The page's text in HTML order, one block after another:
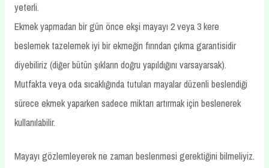
yeterli.
Ekmek yapmadan bir gün önce ekşi mayayı 2 veya 3 kere
beslemek tazelemek iyi bir ekmeğin fırından çıkma garantisidir
diyebiliriz (diğer bütün şıkların doğru yapıldığını varsayarsak).
Mutfakta veya oda sıcaklığında tutulan mayalar düzenli beslendiği
sürece ekmek yaparken sadece miktarı artırmak için beslenerek
kullanılabilir.
Mayayı gözlemleyerek ne zaman beslenmesi gerektiğini bilmeliyiz.